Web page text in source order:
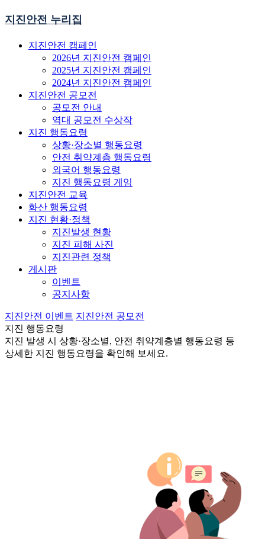
지진안전 누리집
지진안전 캠페인
2026년 지진안전 캠페인
2025년 지진안전 캠페인
2024년 지진안전 캠페인
지진안전 공모전
공모전 안내
역대 공모전 수상작
지진 행동요령
상황·장소별 행동요령
안전 취약계층 행동요령
외국어 행동요령
지진 행동요령 게임
지진안전 교육
화산 행동요령
지진 현황·정책
지진발생 현황
지진 피해 사진
지진관련 정책
게시판
이벤트
공지사항
지진안전 이벤트 지진안전 공모전
지진 행동요령
지진 발생 시 상황·장소별, 안전 취약계층별 행동요령 등
상세한 지진 행동요령을 확인해 보세요.